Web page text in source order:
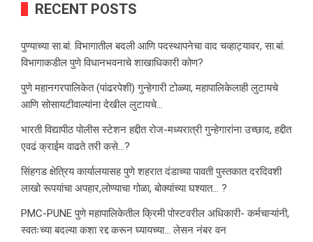
RECENT POSTS
पुण्याच्या सा.बां. विभागातील बदली आणि पदस्थापनेचा वाद चव्हाट्यावर, सा.बां.
विभागाकडील पुणे विधानभवनाचे शाखाधिकारी कोण?
पुणे महानगरपालिकेत (पांढरपेशी) गुन्हेगारी टोळ्या, महापालिकेलाही लुटायचे
आणि सोसायटीवाल्यांना देखील लुटायचे…
भारती विद्यापीठ पोलीस स्टेशन हद्दीत रोज-मध्यरात्री गुन्हेगारांना उच्छाद, हद्दीत
एवढं क्राईम वाढते तरी कसे…?
सिंहगड क्षेत्रिय कार्यालयासह पुणे शहरात दंडाच्या पावती पुस्तकात दरदिवशी
लाखो रूपयांचा अपहार,लोण्याचा गोळा, बोक्यांच्या घश्यात… ?
PMC-PUNE पुणे महापालिकेतील क्रिमी पोस्टवरील अधिकारी- कर्मचाऱ्यांनी,
स्वतःच्या बदल्या कशा रद्द करून घ्यायच्या… लेसन नंबर वन